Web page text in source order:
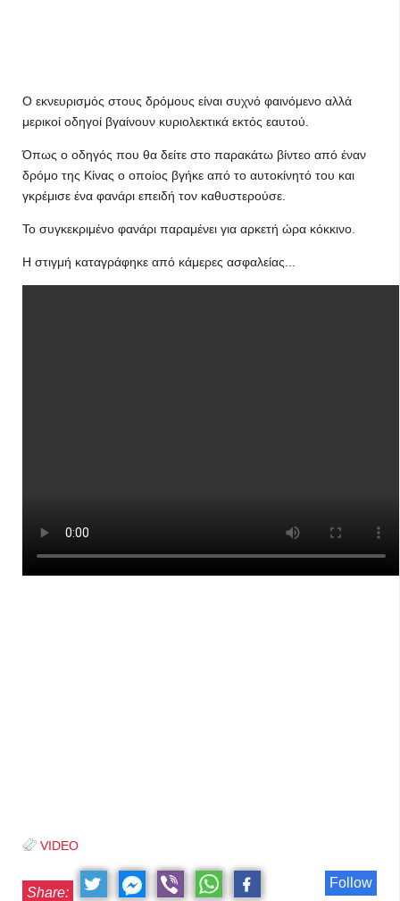
Ο εκνευρισμός στους δρόμους είναι συχνό φαινόμενο αλλά
μερικοί οδηγοί βγαίνουν κυριολεκτικά εκτός εαυτού.
Όπως ο οδηγός που θα δείτε στο παρακάτω βίντεο από έναν
δρόμο της Κίνας ο οποίος βγήκε από το αυτοκίνητό του και
γκρέμισε ένα φανάρι επειδή τον καθυστερούσε.
Το συγκεκριμένο φανάρι παραμένει για αρκετή ώρα κόκκινο.
Η στιγμή καταγράφηκε από κάμερες ασφαλείας...
VIDEO
Follow
Share: